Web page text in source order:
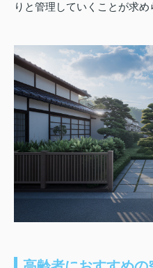
りと管理していくことが求め